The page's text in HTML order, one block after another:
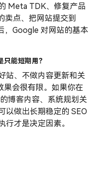
Meta TDK、修复产品
卖点、把网站提交到
，Google 对网站的基本
能短期用？
站、不做内容更新和关
果会很有限。如果你在
博客内容、系统规划关
以做出长期稳定的 SEO
才是决定因素。